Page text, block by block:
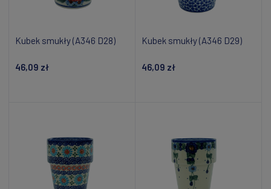
Kubek smukły (A346 D28)
46,09 zł
Kubek smukły (A346 D29)
46,09 zł